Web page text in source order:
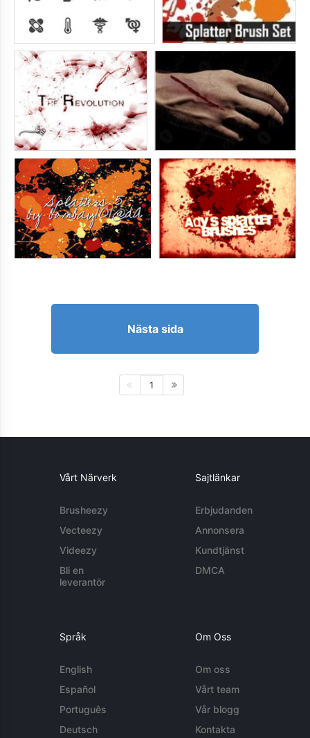
Nästa sida
1
Vårt Närverk
Brusheezy
Vecteezy
Videezy
Bli en
leverantör
Sajtlänkar
Erbjudanden
Annonsera
Kundtjänst
DMCA
Språk
English
Español
Português
Deutsch
Om Oss
Om oss
Vårt team
Vår blogg
Kontakta